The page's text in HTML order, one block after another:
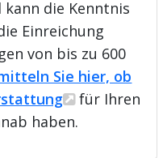
kann die Kenntnis
Einreichung
von bis zu 600
Sie hier, ob
für Ihren
haben.